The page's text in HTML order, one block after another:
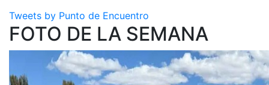
Tweets by Punto de Encuentro
FOTO DE LA SEMANA